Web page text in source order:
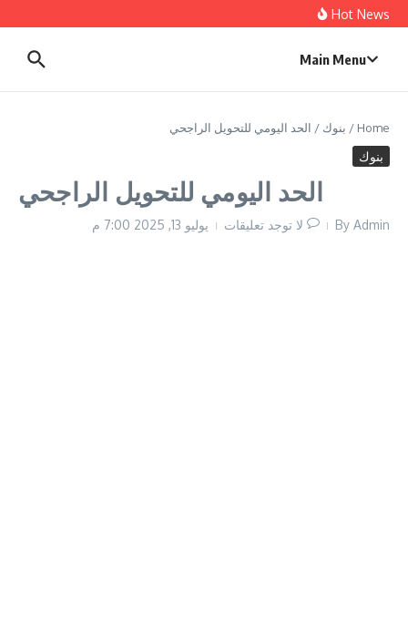
Hot News
Main Menu
Home
/ بنوك / الحد اليومي للتحويل الراجحي
بنوك
الحد اليومي للتحويل الراجحي
By Admin لا توجد تعليقات يوليو 13, 2025 7:00 م